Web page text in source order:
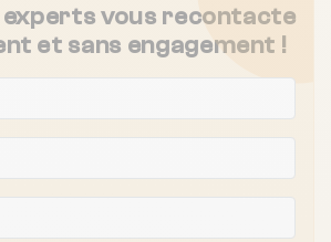
experts vous recontacte
et sans engagement !